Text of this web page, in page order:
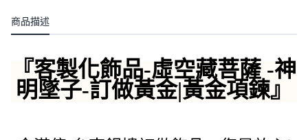
商品描述
『客製化飾品-虛空藏菩薩 -神
明墜子-訂做黃金|黃金項鍊』